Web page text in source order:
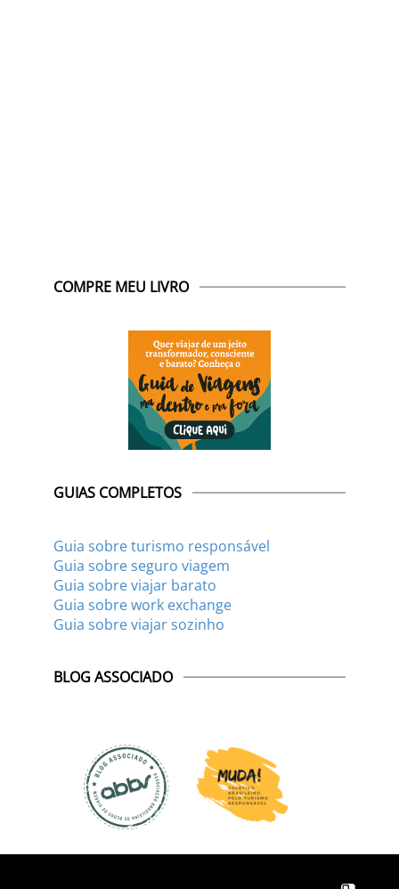
COMPRE MEU LIVRO
GUIAS COMPLETOS
Guia sobre turismo responsável
Guia sobre seguro viagem
Guia sobre viajar barato
Guia sobre work exchange
Guia sobre viajar sozinho
BLOG ASSOCIADO